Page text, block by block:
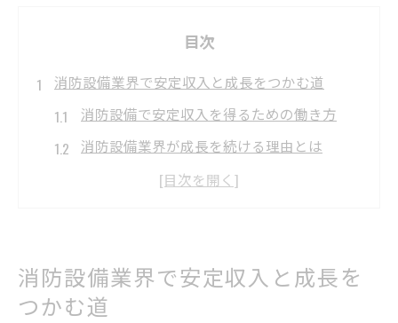
目次
消防設備業界で安定収入と成長をつかむ道
消防設備で安定収入を得るための働き方
消防設備業界が成長を続ける理由とは
資格取得が消防設備の収入安定に直結
未経験から始める消防設備のキャリア形成
未経験でも消防設備業界で活躍できる理由
消防設備業界で安定収入と成長を
つかむ道